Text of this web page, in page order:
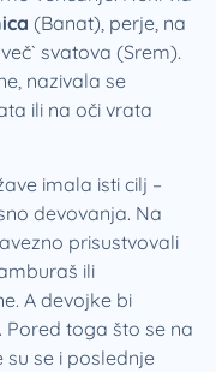
(Banat), perje, na
svatova (Srem).
nazivala se
ili na oči vrata
imala isti cilj –
devovanja. Na
prisustvovali
ili
A devojke bi
toga što se na
se i poslednje